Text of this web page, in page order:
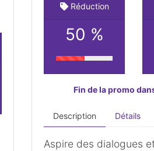
Réduction
50 %
Fin de la promo
Description Détails
Aspire des dialogues